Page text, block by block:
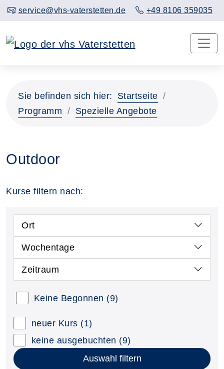
service@vhs-vaterstetten.de +49 8106 359035
Sie befinden sich hier:
Startseite
Programm
Spezielle Angebote
Outdoor
Kurse filtern nach:
Ort
Wochentage
Zeitraum
Keine Begonnen (9)
neuer Kurs (1)
keine ausgebuchten (9)
Auswahl filtern